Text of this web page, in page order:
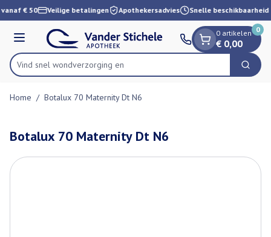
Ga naar de inhoud
1 van 1
€ 50 Veilige betalingen Apothekersadvies Snelle beschikbaarheid
Menu
Product, merk, categorie...
Vind snel wondverzo Zoek
0 artikelen
€ 0,00
0
Home / Botalux 70 Maternity Dt N6
Botalux 70 Maternity Dt N6